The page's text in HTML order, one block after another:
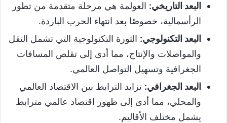
البعد التاريخي: العولمة هي مرحلة متقدمة من تطور
الرأسمالية، خصوصًا بعد انتهاء الحرب الباردة.
البعد التكنولوجي: الثورة التكنولوجية التي تشمل النقل
والمواصلات والإنتاج، مما أدى إلى تقلص المسافات
الجغرافية وتسهيل التواصل العالمي.
البعد الجغرافي: تزايد الترابط بين الاقتصاد العالمي
والمحلي، مما أدى إلى ظهور اقتصاد عالمي مترابط
يشمل مختلف الأقاليم.